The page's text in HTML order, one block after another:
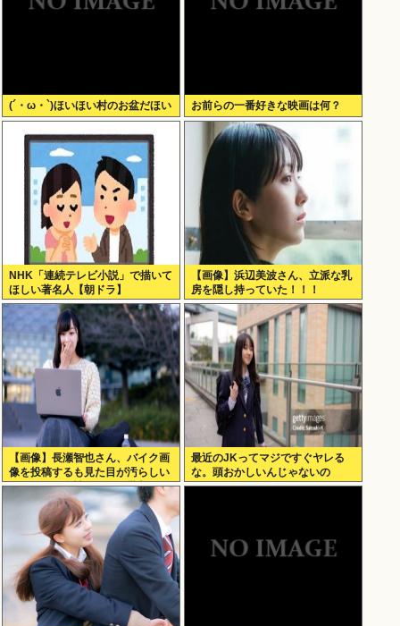
(´・ω・`)ほいほい村のお盆だほい お前らの一番好きな映画は何？
NHK「連続テレビ小説」で描いて
ほしい著名人【朝ドラ】
【画像】浜辺美波さん、立派な乳
房を隠し持っていた！！！
【画像】長瀬智也さん、バイク画
像を投稿するも見た目が汚らしい
とネットの女性たちから批判され
た結果ｗｗｗ
最近のJKってマジですぐヤレる
な。頭おかしいんじゃないの